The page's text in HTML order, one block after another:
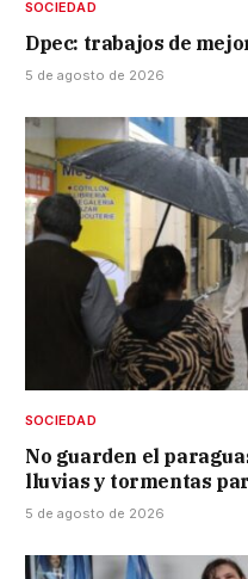
SOCIEDAD
Dpec: trabajos de
5 de agosto de 2026
SOCIEDAD
No guarden el
lluvias y tormentas
5 de agosto de 2026